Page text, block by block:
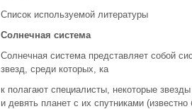
Список используемой литературы
Солнечная система
Солнечная система представляет собой
звезд, среди которых, ка
к полагают специалисты, некоторые
и девять планет с их спутниками